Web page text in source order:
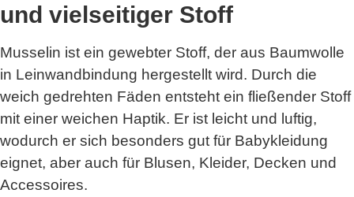
und vielseitiger Stoff
Musselin ist ein gewebter Stoff, der aus Baumwolle
in Leinwandbindung hergestellt wird. Durch die
weich gedrehten Fäden entsteht ein fließender Stoff
mit einer weichen Haptik. Er ist leicht und luftig,
wodurch er sich besonders gut für Babykleidung
eignet, aber auch für Blusen, Kleider, Decken und
Accessoires.